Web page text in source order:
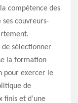
compétence des
couvreurs-
de sélectionner
la formation
pour exercer le
de
finis et d’une